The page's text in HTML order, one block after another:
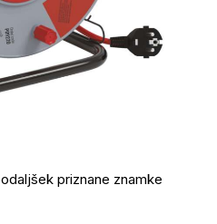
priznane znamke